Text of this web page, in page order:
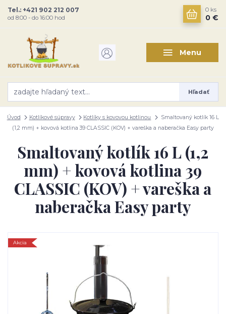
Menu
Hľadať
Tel.: +421 902 212 007
od 8:00 - do 16:00 hod
0 ks
0 €
Úvod Kotlíkové súpravy Kotlíky s kovovou kotlinou
Smaltovaný kotlík 16 L
(1,2 mm) + kovová kotlina 39 CLASSIC (KOV) + vareška a naberačka Easy party
Smaltovaný kotlík 16 L (1,2
mm) + kovová kotlina 39
CLASSIC (KOV) + vareška a
naberačka Easy party
Akcia